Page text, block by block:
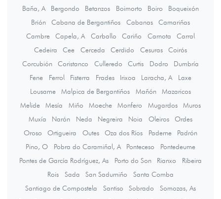
Baña, A
Bergondo Betanzos Boimorto Boiro
Boqueixón
Brión
Cabana de Bergantiños Cabanas
Camariñas
Cambre
Capela, A Carballo Cariño Carnota
Carral
Cedeira
Cee Cerceda Cerdido Cesuras
Coirós
Corcubión
Coristanco Culleredo Curtis Dodro
Dumbría
Fene
Ferrol Fisterra Frades Irixoa Laracha, A
Laxe
Lousame
Malpica de Bergantiños Mañón
Mazaricos
Melide
Mesía Miño Moeche Monfero Mugardos
Muros
Muxía
Narón Neda Negreira Noia Oleiros
Ordes
Oroso
Ortigueira Outes Oza dos Ríos Paderne
Padrón
Pino, O
Pobra do Caramiñal, A Ponteceso
Pontedeume
Pontes de García Rodríguez, As
Porto do Son Rianxo
Ribeira
Rois
Sada San Sadurniño
Santa Comba
Santiago de Compostela
Santiso Sobrado
Somozas, As